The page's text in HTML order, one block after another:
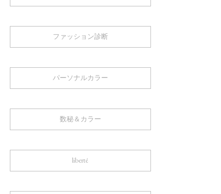
ファッション診断
パーソナルカラー
数秘＆カラー
liberté